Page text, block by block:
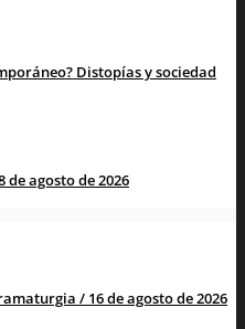
Distopías y sociedad
agosto de 2026
/ 16 de agosto de 2026